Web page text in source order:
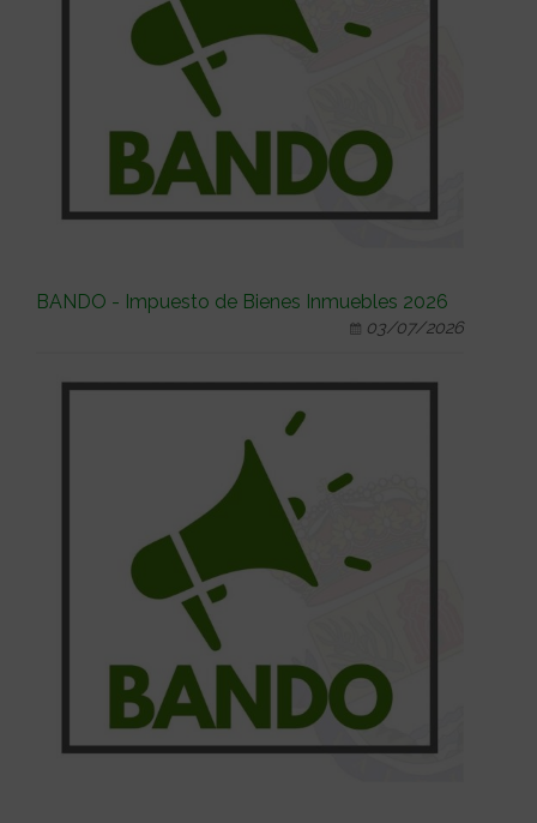
BANDO - Impuesto de Bienes Inmuebles 2026
03/07/2026